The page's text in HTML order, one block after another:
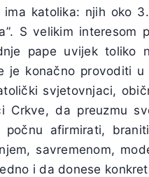
katolika: njih oko
S velikim
pape uvijek toliko
je konačno provoditi
svjetovnjaci,
Crkve, da preuzmu
afirmirati,
savremenom,
i da donese